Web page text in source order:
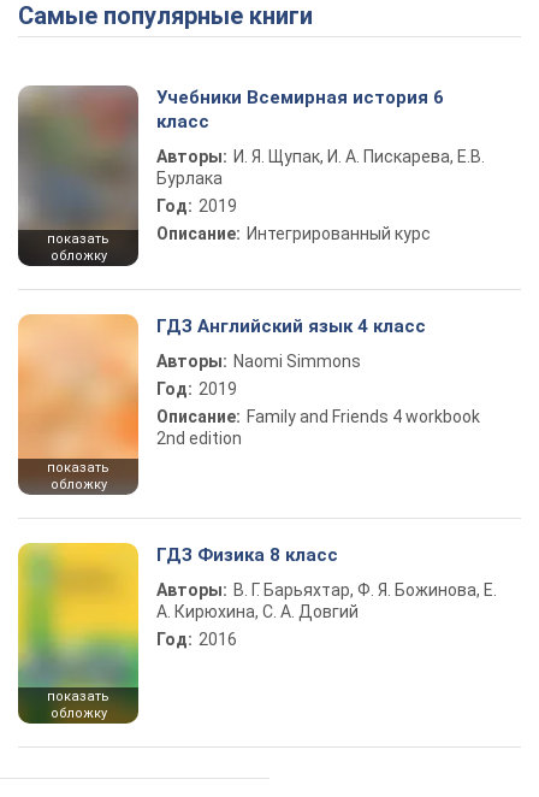
Play Video
Самые популярные книги
показать
обложку
Учебники Всемирная история 6
класс
Авторы: И. Я. Щупак, И. А. Пискарева, Е.В.
Бурлака
Год: 2019
Описание: Интегрированный курс
показать
обложку
ГДЗ Английский язык 4 класс
Авторы: Naomi Simmons
Год: 2019
Описание: Family and Friends 4 workbook
2nd edition
показать
обложку
ГДЗ Физика 8 класс
Авторы: В. Г. Барьяхтар, Ф. Я. Божинова, Е.
А. Кирюхина, С. А. Довгий
Год: 2016